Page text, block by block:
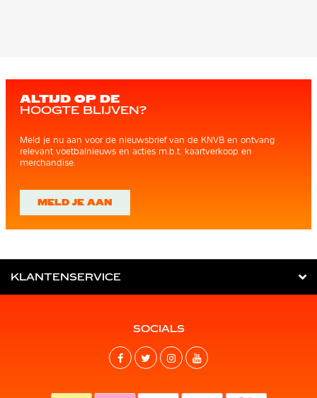
ALTIJD OP DE
HOOGTE BLIJVEN?
Meld je nu aan voor de nieuwsbrief van de KNVB en ontvang
relevant voetbalnieuws en acties m.b.t. kaartverkoop en
merchandise.
MELD JE AAN
KLANTENSERVICE
SOCIALS